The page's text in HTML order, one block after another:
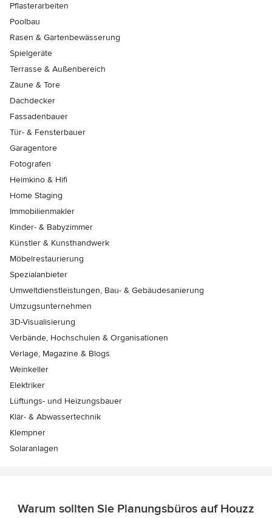
Pflasterarbeiten
Poolbau
Rasen & Gartenbewässerung
Spielgeräte
Terrasse & Außenbereich
Zäune & Tore
Dachdecker
Fassadenbauer
Tür- & Fensterbauer
Garagentore
Fotografen
Heimkino & Hifi
Home Staging
Immobilienmakler
Kinder- & Babyzimmer
Künstler & Kunsthandwerk
Möbelrestaurierung
Spezialanbieter
Umweltdienstleistungen, Bau- & Gebäudesanierung
Umzugsunternehmen
3D-Visualisierung
Verbände, Hochschulen & Organisationen
Verlage, Magazine & Blogs
Weinkeller
Elektriker
Lüftungs- und Heizungsbauer
Klär- & Abwassertechnik
Klempner
Solaranlagen
Warum sollten Sie Planungsbüros auf Houzz